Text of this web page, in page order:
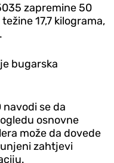
zapremine 50
17,7 kilograma,
bugarska
navodi se da
osnovne
može da dovede
zahtjevi